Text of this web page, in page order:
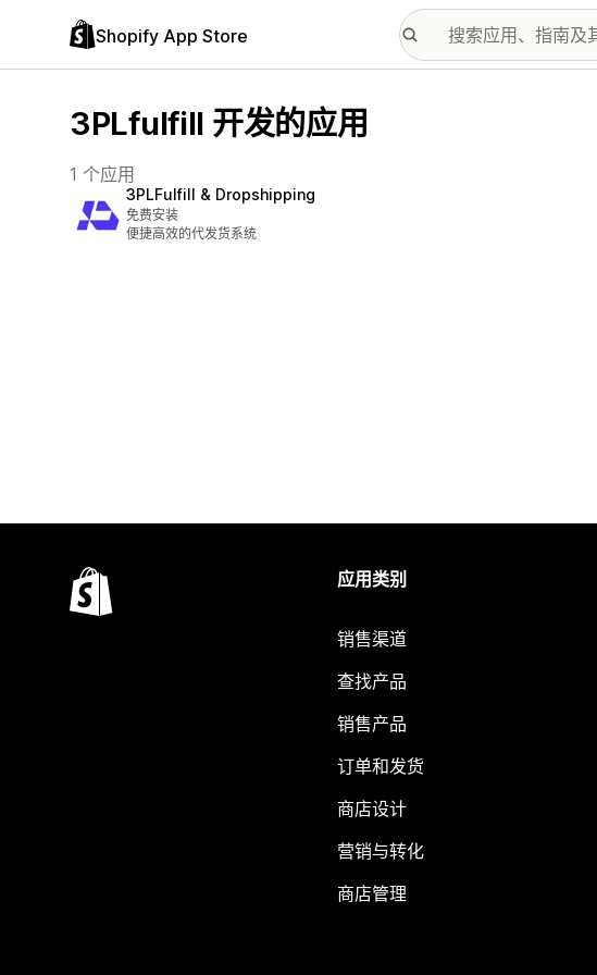
Shopify App Store
3PLfulfill 开发的应用
1 个应用
3PLFulfill & Dropshipping
免费安装
便捷高效的代发货系统
应用类别
销售渠道
查找产品
销售产品
订单和发货
商店设计
营销与转化
商店管理